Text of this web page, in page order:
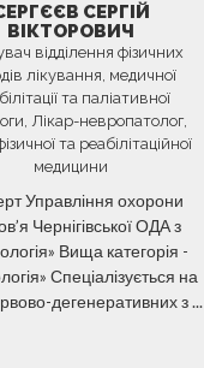
СЕРГІЙ
ВІКТОРОВИЧ
відділення фізичних
лікування, медичної
та паліативної
Лікар-невропатолог,
та реабілітаційної
медицини
Управління охорони
Чернігівської ОДА з
Вища категорія -
Спеціалізується на
дегенеративних з ...